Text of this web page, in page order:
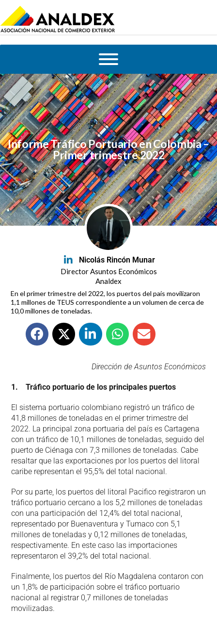
Informe Tráfico Portuario en Colombia –
Primer trimestre 2022
Nicolás Rincón Munar
Director Asuntos Económicos
Analdex
En el primer trimestre del 2022, los puertos del país movilizaron
1,1 millones de TEUS correspondiente a un volumen de cerca de
10,0 millones de toneladas.
Dirección de Asuntos Económicos
1. Tráfico portuario de los principales puertos
El sistema portuario colombiano registró un tráfico de
41,8 millones de toneladas en el primer trimestre del
2022. La principal zona portuaria del país es Cartagena
con un tráfico de 10,1 millones de toneladas, seguido del
puerto de Ciénaga con 7,3 millones de toneladas. Cabe
resaltar que las exportaciones por los puertos del litoral
caribe representan el 95,5% del total nacional.
Por su parte, los puertos del litoral Pacifico registraron un
tráfico portuario cercano a los 5,2 millones de toneladas
con una participación del 12,4% del total nacional,
representado por Buenaventura y Tumaco con 5,1
millones de toneladas y 0,12 millones de toneladas,
respectivamente. En este caso las importaciones
representaron el 39,2% del total nacional.
Finalmente, los puertos del Río Magdalena contaron con
un 1,8% de participación sobre el tráfico portuario
nacional al registrar 0,7 millones de toneladas
movilizadas.